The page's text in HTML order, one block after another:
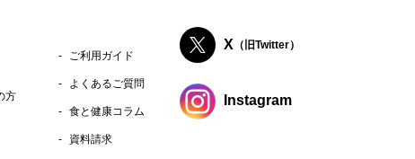
方
ご利用ガイド
よくあるご質問
食と健康コラム
資料請求
X （旧Twitter）
Instagram